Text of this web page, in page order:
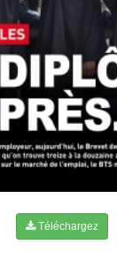
Téléchargez